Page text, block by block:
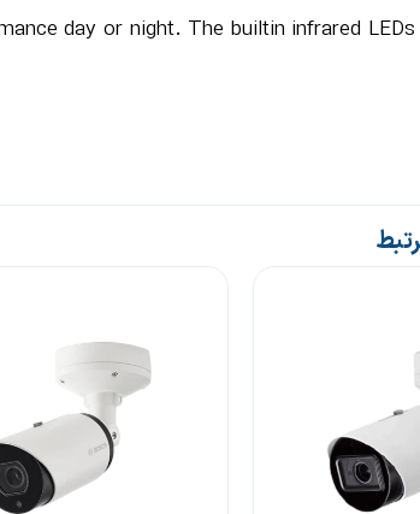
day or night. The builtin infrared LEDs